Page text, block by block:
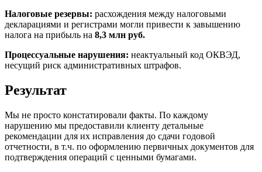
Налоговые резервы: расхождения между налоговыми
декларациями и регистрами могли привести к завышению
налога на прибыль на 8,3 млн руб.
Процессуальные нарушения: неактуальный код ОКВЭД,
несущий риск административных штрафов.
Результат
Мы не просто констатировали факты. По каждому
нарушению мы предоставили клиенту детальные
рекомендации для их исправления до сдачи годовой
отчетности, в т.ч. по оформлению первичных документов для
подтверждения операций с ценными бумагами.